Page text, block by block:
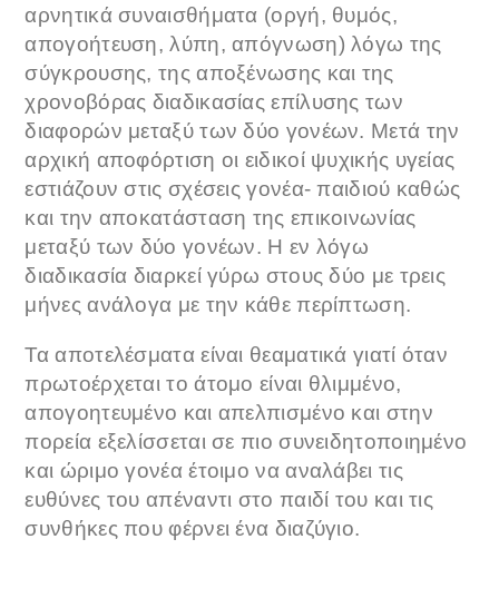
αρνητικά συναισθήματα (οργή, θυμός,
απογοήτευση, λύπη, απόγνωση) λόγω της
σύγκρουσης, της αποξένωσης και της
χρονοβόρας διαδικασίας επίλυσης των
διαφορών μεταξύ των δύο γονέων. Μετά την
αρχική αποφόρτιση οι ειδικοί ψυχικής υγείας
εστιάζουν στις σχέσεις γονέα- παιδιού καθώς
και την αποκατάσταση της επικοινωνίας
μεταξύ των δύο γονέων. Η εν λόγω
διαδικασία διαρκεί γύρω στους δύο με τρεις
μήνες ανάλογα με την κάθε περίπτωση.
Τα αποτελέσματα είναι θεαματικά γιατί όταν
πρωτοέρχεται το άτομο είναι θλιμμένο,
απογοητευμένο και απελπισμένο και στην
πορεία εξελίσσεται σε πιο συνειδητοποιημένο
και ώριμο γονέα έτοιμο να αναλάβει τις
ευθύνες του απέναντι στο παιδί του και τις
συνθήκες που φέρνει ένα διαζύγιο.